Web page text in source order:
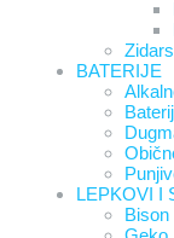
BATERIJE
LEPKOVI I
Bison